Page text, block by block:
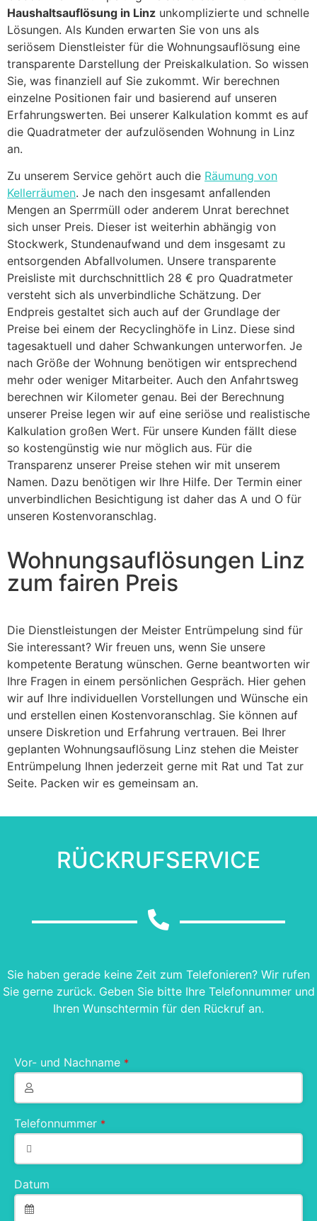
Haushaltsauflösung in Linz unkomplizierte und schnelle
Lösungen. Als Kunden erwarten Sie von uns als
seriösem Dienstleister für die Wohnungsauflösung eine
transparente Darstellung der Preiskalkulation. So wissen
Sie, was finanziell auf Sie zukommt. Wir berechnen
einzelne Positionen fair und basierend auf unseren
Erfahrungswerten. Bei unserer Kalkulation kommt es auf
die Quadratmeter der aufzulösenden Wohnung in Linz
an.
Zu unserem Service gehört auch die Räumung von
Kellerräumen. Je nach den insgesamt anfallenden
Mengen an Sperrmüll oder anderem Unrat berechnet
sich unser Preis. Dieser ist weiterhin abhängig von
Stockwerk, Stundenaufwand und dem insgesamt zu
entsorgenden Abfallvolumen. Unsere transparente
Preisliste mit durchschnittlich 28 € pro Quadratmeter
versteht sich als unverbindliche Schätzung. Der
Endpreis gestaltet sich auch auf der Grundlage der
Preise bei einem der Recyclinghöfe in Linz. Diese sind
tagesaktuell und daher Schwankungen unterworfen. Je
nach Größe der Wohnung benötigen wir entsprechend
mehr oder weniger Mitarbeiter. Auch den Anfahrtsweg
berechnen wir Kilometer genau. Bei der Berechnung
unserer Preise legen wir auf eine seriöse und realistische
Kalkulation großen Wert. Für unsere Kunden fällt diese
so kostengünstig wie nur möglich aus. Für die
Transparenz unserer Preise stehen wir mit unserem
Namen. Dazu benötigen wir Ihre Hilfe. Der Termin einer
unverbindlichen Besichtigung ist daher das A und O für
unseren Kostenvoranschlag.
Wohnungsauflösungen Linz
zum fairen Preis
Die Dienstleistungen der Meister Entrümpelung sind für
Sie interessant? Wir freuen uns, wenn Sie unsere
kompetente Beratung wünschen. Gerne beantworten wir
Ihre Fragen in einem persönlichen Gespräch. Hier gehen
wir auf Ihre individuellen Vorstellungen und Wünsche ein
und erstellen einen Kostenvoranschlag. Sie können auf
unsere Diskretion und Erfahrung vertrauen. Bei Ihrer
geplanten Wohnungsauflösung Linz stehen die Meister
Entrümpelung Ihnen jederzeit gerne mit Rat und Tat zur
Seite. Packen wir es gemeinsam an.
RÜCKRUFSERVICE
Sie haben gerade keine Zeit zum Telefonieren? Wir rufen
Sie gerne zurück. Geben Sie bitte Ihre Telefonnummer und
Ihren Wunschtermin für den Rückruf an.
Vor- und Nachname *
Telefonnummer *
Datum